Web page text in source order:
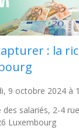
: la
9 octobre 2024 à
des salariés, 2-4
Luxembourg